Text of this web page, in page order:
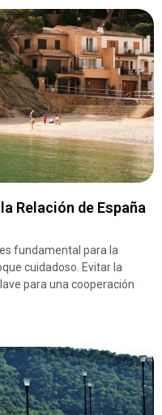
Relación de España
fundamental para la
cuidadoso. Evitar la
para una cooperación